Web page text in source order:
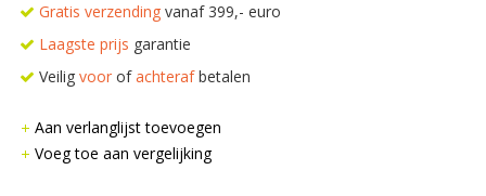
Gratis verzendingvanaf 399,- euro
Laagste prijs garantie
Veilig voorofachterafbetalen
Aan verlanglijst toevoegen
Voeg toe aan vergelijking